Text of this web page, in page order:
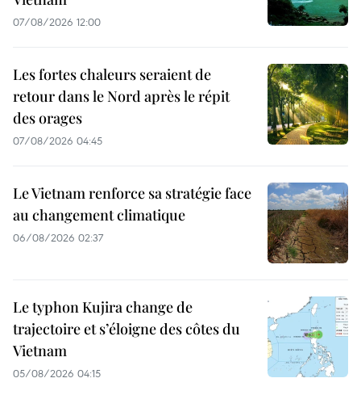
07/08/2026 12:00
Les fortes chaleurs seraient de
retour dans le Nord après le répit
des orages
07/08/2026 04:45
Le Vietnam renforce sa stratégie face
au changement climatique
06/08/2026 02:37
Le typhon Kujira change de
trajectoire et s’éloigne des côtes du
Vietnam
05/08/2026 04:15